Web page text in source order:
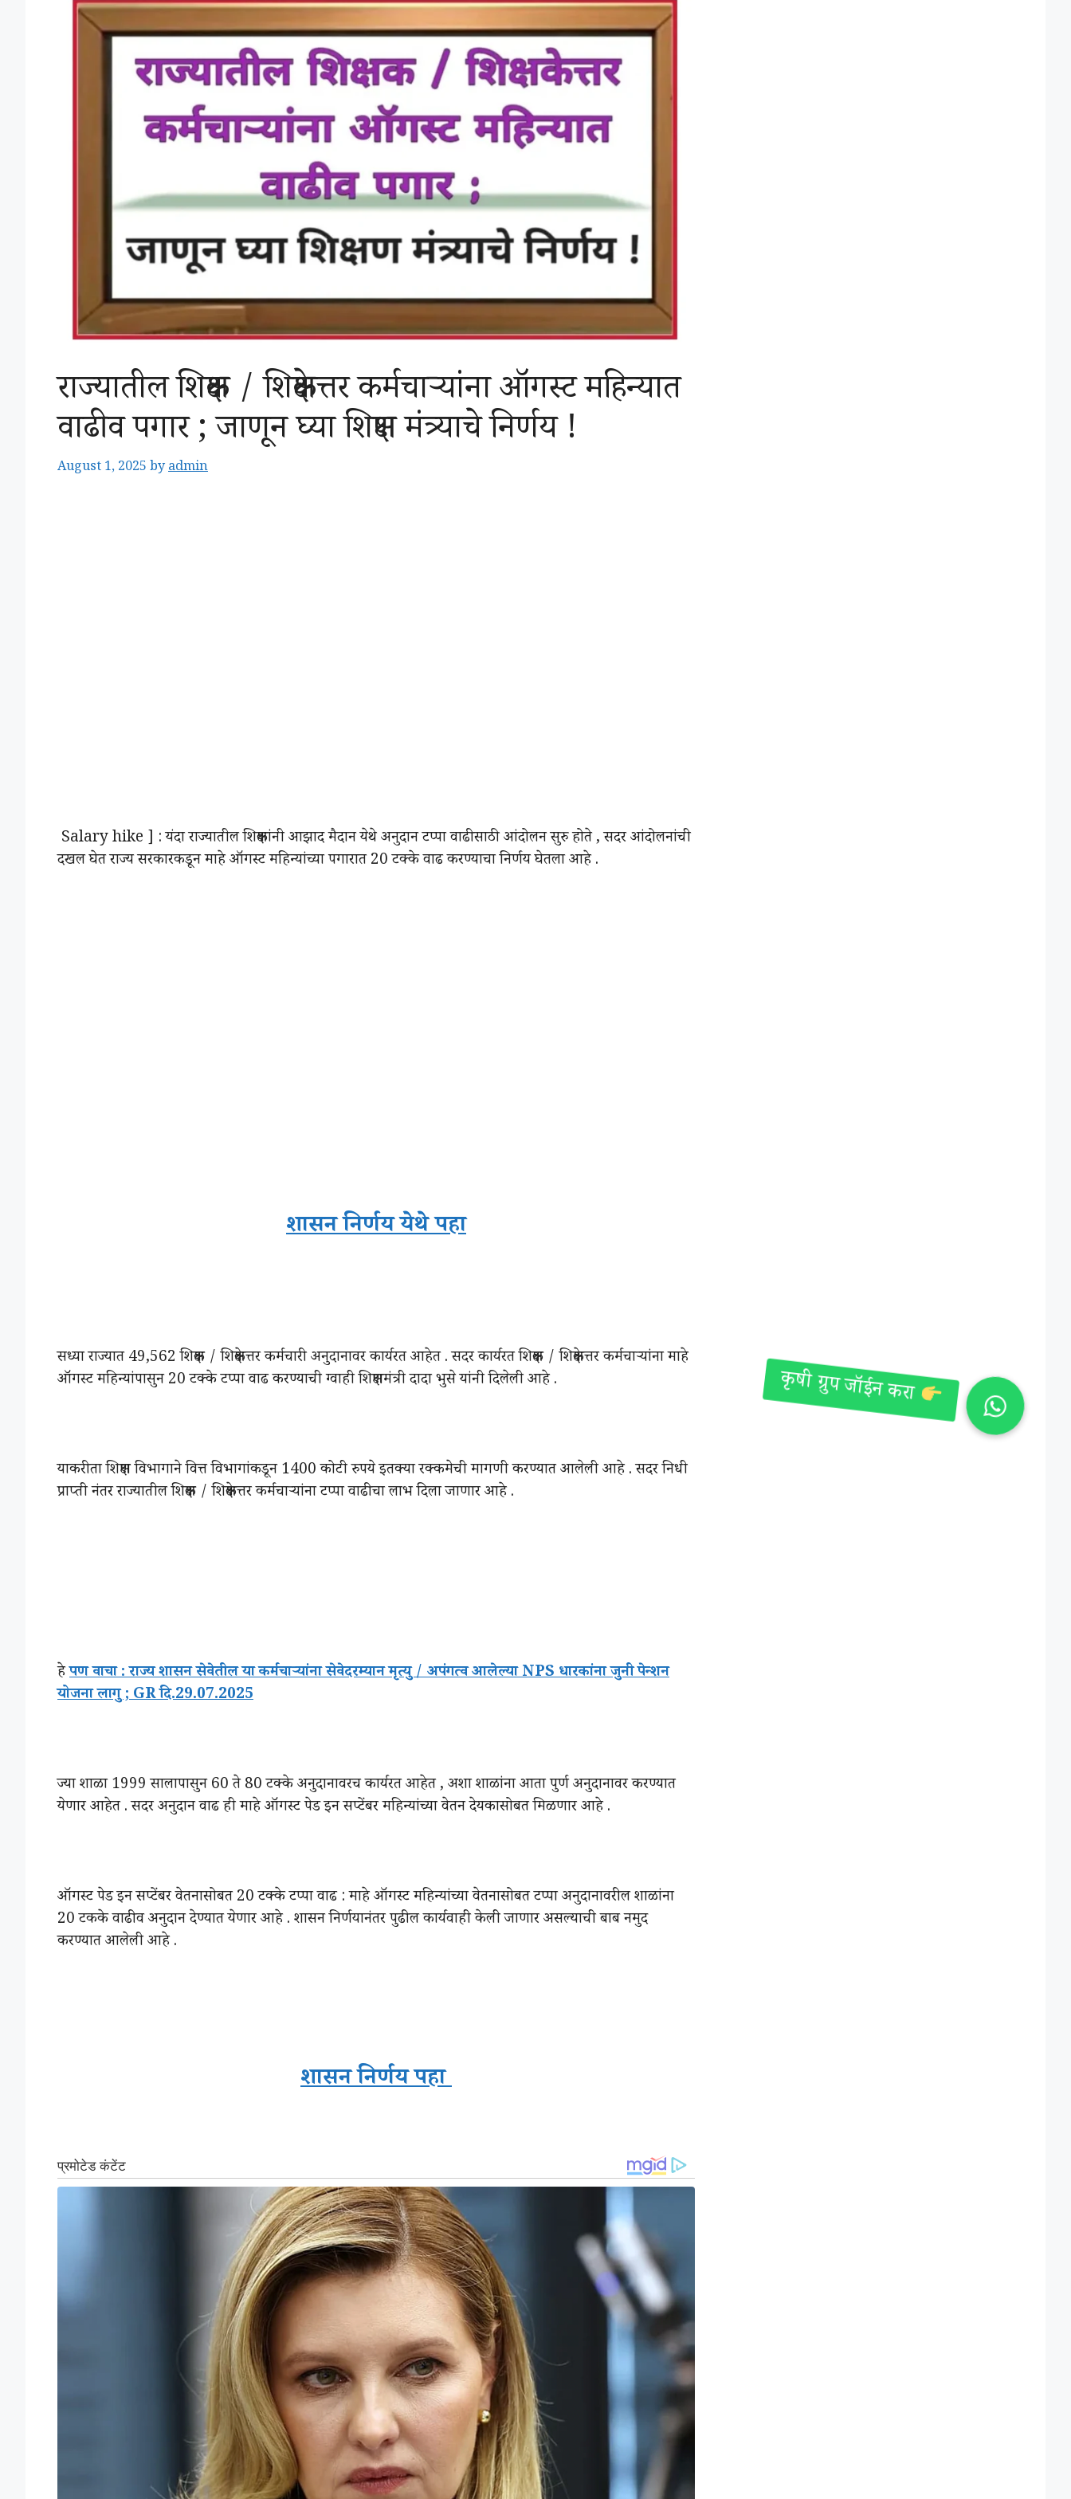
राज्यातील शिक्षक / शिक्षकेत्तर कर्मचाऱ्यांना ऑगस्ट महिन्यात
वाढीव पगार ; जाणून घ्या शिक्षण मंत्र्याचे निर्णय !
August 1, 2025 byadmin
Salary hike ] : यंदा राज्यातील शिक्षकांनी आझाद मैदान येथे अनुदान टप्पा वाढीसाठी आंदोलन सुरु होते , सदर आंदोलनांची
दखल घेत राज्य सरकारकडून माहे ऑगस्ट महिन्यांच्या पगारात 20 टक्के वाढ करण्याचा निर्णय घेतला आहे .
शासन निर्णय येथे पहा
सध्या राज्यात 49,562 शिक्षक / शिक्षकेत्तर कर्मचारी अनुदानावर कार्यरत आहेत . सदर कार्यरत शिक्षक / शिक्षकेत्तर कर्मचाऱ्यांना माहे
ऑगस्ट महिन्यांपासुन 20 टक्के टप्पा वाढ करण्याची ग्वाही शिक्षणमंत्री दादा भुसे यांनी दिलेली आहे .
याकरीता शिक्षण विभागाने वित्त विभागांकडून 1400 कोटी रुपये इतक्या रक्कमेची मागणी करण्यात आलेली आहे . सदर निधी
प्राप्ती नंतर राज्यातील शिक्षक / शिक्षकेत्तर कर्मचाऱ्यांना टप्पा वाढीचा लाभ दिला जाणार आहे .
हेपण वाचा : राज्य शासन सेवेतील या कर्मचाऱ्यांना सेवेदरम्यान मृत्यु / अपंगत्व आलेल्या NPS धारकांना जुनी पेन्शन
योजना लागु ; GR दि.29.07.2025
ज्या शाळा 1999 सालापासुन 60 ते 80 टक्के अनुदानावरच कार्यरत आहेत , अशा शाळांना आता पुर्ण अनुदानावर करण्यात
येणार आहेत . सदर अनुदान वाढ ही माहे ऑगस्ट पेड इन सप्टेंबर महिन्यांच्या वेतन देयकासोबत मिळणार आहे .
ऑगस्‍ट पेड इन सप्टेंबर वेतनासोबत 20 टक्के टप्पा वाढ : माहे ऑगस्ट महिन्यांच्या वेतनासोबत टप्पा अनुदानावरील शाळांना
20 टकके वाढीव अनुदान देण्यात येणार आहे . शासन निर्णयानंतर पुढील कार्यवाही केली जाणार असल्याची बाब नमुद
करण्यात आलेली आहे .
शासन निर्णय पहा